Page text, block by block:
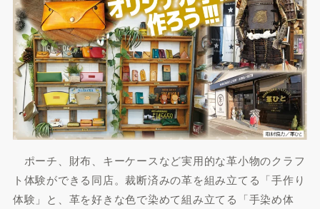
ポーチ、財布、キーケースなど実用的な革小物のクラフ
ト体験ができる同店。裁断済みの革を組み立てる「手作り
体験」と、革を好きな色で染めて組み立てる「手染め体